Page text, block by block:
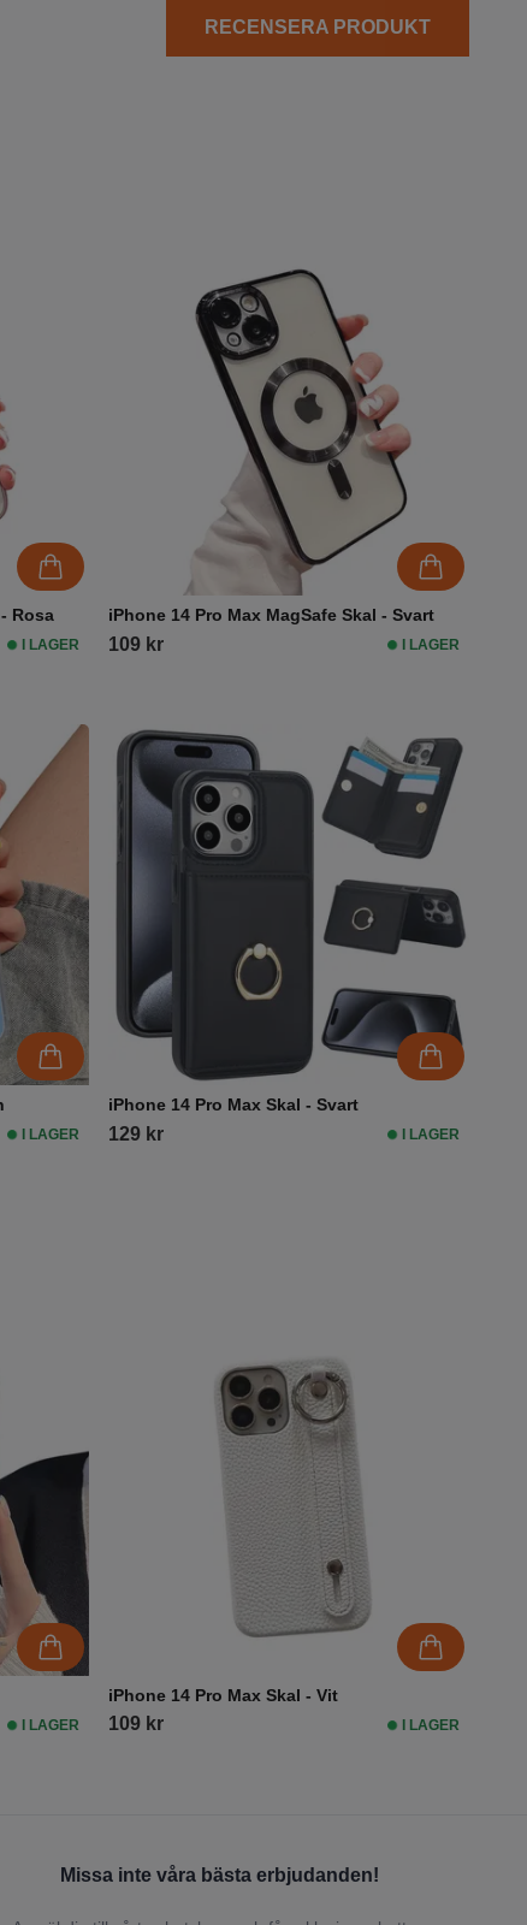
RECENSERA PRODUKT
Rosa
I LAGER
iPhone 14 Pro Max MagSafe Skal - Svart
109 kr I LAGER
I LAGER
iPhone 14 Pro Max Skal - Svart
129 kr I LAGER
I LAGER
iPhone 14 Pro Max Skal - Vit
109 kr I LAGER
Missa inte våra bästa erbjudanden!